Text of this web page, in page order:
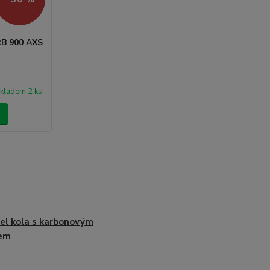
900 AXS
2 ks
kola s karbonovým